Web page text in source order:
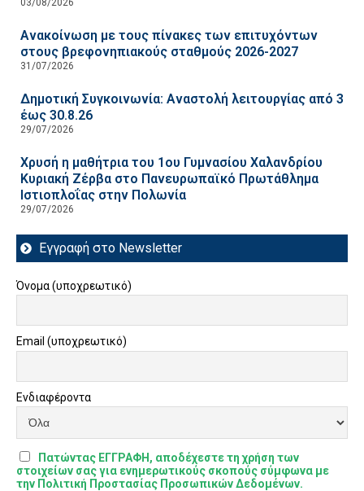
Ανακοίνωση με τους πίνακες των επιτυχόντων
στους βρεφονηπιακούς σταθμούς 2026-2027
31/07/2026
Δημοτική Συγκοινωνία: Αναστολή λειτουργίας από 3
έως 30.8.26
29/07/2026
Χρυσή η μαθήτρια του 1ου Γυμνασίου Χαλανδρίου
Κυριακή Ζέρβα στο Πανευρωπαϊκό Πρωτάθλημα
Ιστιοπλοΐας στην Πολωνία
29/07/2026
Εγγραφή στο Newsletter
Όνομα (υποχρεωτικό)
Email (υποχρεωτικό)
Ενδιαφέροντα
Πατώντας ΕΓΓΡΑΦΗ, αποδέχεστε τη χρήση των
στοιχείων σας για ενημερωτικούς σκοπούς σύμφωνα με
την Πολιτική Προστασίας Προσωπικών Δεδομένων.